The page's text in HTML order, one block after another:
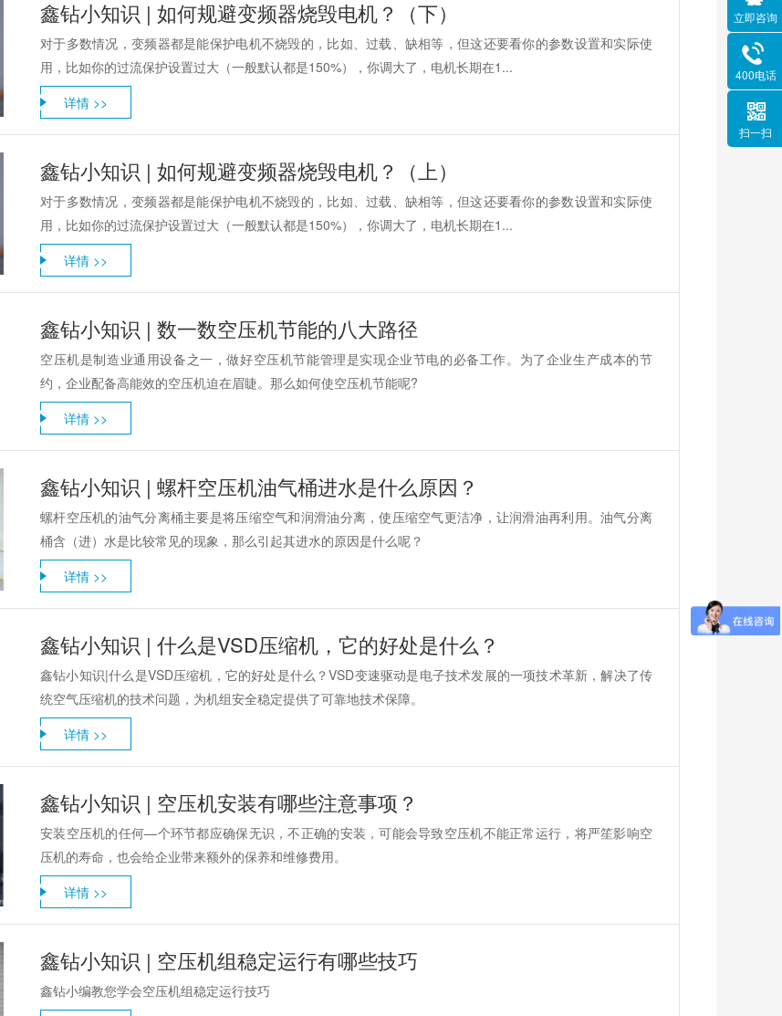
鑫钻小知识 | 如何规避变频器烧毁电机？（下）
对于多数情况，变频器都是能保护电机不烧毁的，比如、过载、缺相等，但这还要看你的参数设置和实际使
用，比如你的过流保护设置过大（一般默认都是150%），你调大了，电机长期在1...
详情 >>
鑫钻小知识 | 如何规避变频器烧毁电机？（上）
对于多数情况，变频器都是能保护电机不烧毁的，比如、过载、缺相等，但这还要看你的参数设置和实际使
用，比如你的过流保护设置过大（一般默认都是150%），你调大了，电机长期在1...
详情 >>
鑫钻小知识 | 数一数空压机节能的八大路径
空压机是制造业通用设备之一，做好空压机节能管理是实现企业节电的必备工作。为了企业生产成本的节
约，企业配备高能效的空压机迫在眉睫。那么如何使空压机节能呢?
详情 >>
鑫钻小知识 | 螺杆空压机油气桶进水是什么原因？
螺杆空压机的油气分离桶主要是将压缩空气和润滑油分离，使压缩空气更洁净，让润滑油再利用。油气分离
桶含（进）水是比较常见的现象，那么引起其进水的原因是什么呢？
详情 >>
鑫钻小知识 | 什么是VSD压缩机，它的好处是什么？
鑫钻小知识|什么是VSD压缩机，它的好处是什么？VSD变速驱动是电子技术发展的一项技术革新，解决了传
统空气压缩机的技术问题，为机组安全稳定提供了可靠地技术保障。
详情 >>
鑫钻小知识 | 空压机安装有哪些注意事项？
安装空压机的任何—个环节都应确保无识，不正确的安装，可能会导致空压机不能正常运行，将严笙影响空
压机的寿命，也会给企业带来额外的保养和维修费用。
详情 >>
鑫钻小知识 | 空压机组稳定运行有哪些技巧
鑫钻小编教您学会空压机组稳定运行技巧
立即咨询
400电话
扫一扫